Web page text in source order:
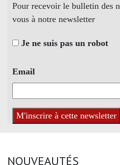
Pour recevoir le bulletin des
vous à notre newsletter
Je ne suis pas un robot
Email
NOUVEAUTÉS